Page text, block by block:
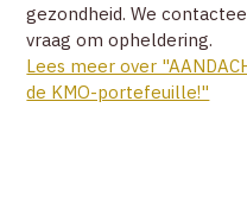
gezondheid. We
vraag om opheldering.
Lees meer over
de KMO-portefeuille!"